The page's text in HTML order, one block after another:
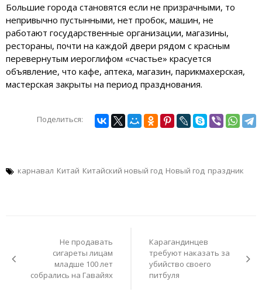
Большие города становятся если не призрачными, то
непривычно пустынными, нет пробок, машин, не
работают государственные организации, магазины,
рестораны, почти на каждой двери рядом с красным
перевернутым иероглифом «счастье» красуется
объявление, что кафе, аптека, магазин, парикмахерская,
мастерская закрыты на период празднования.
Поделиться:
карнавал Китай Китайский новый год Новый год праздник
Не продавать
сигареты лицам
младше 100 лет
собрались на Гавайях
Карагандинцев
требуют наказать за
убийство своего
питбуля